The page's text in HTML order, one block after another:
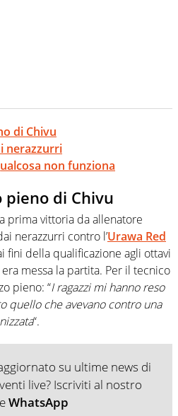
di Chivu
nerazzurri
non funziona
pieno di Chivu
prima vittoria da allenatore
nerazzurri contro l’Urawa Red
fini della qualificazione agli ottavi
messa la partita. Per il tecnico
pieno: “I ragazzi mi hanno reso
quello che avevano contro una
“.
su ultime news di
live? Iscriviti al nostro
WhatsApp